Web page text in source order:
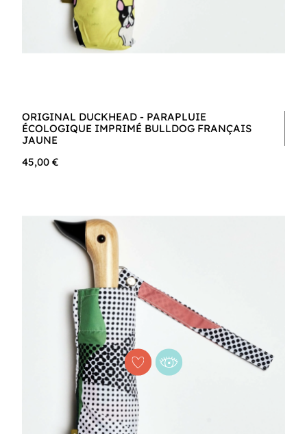
ORIGINAL DUCKHEAD - PARAPLUIE
ÉCOLOGIQUE IMPRIMÉ BULLDOG FRANÇAIS
JAUNE
45,00 €